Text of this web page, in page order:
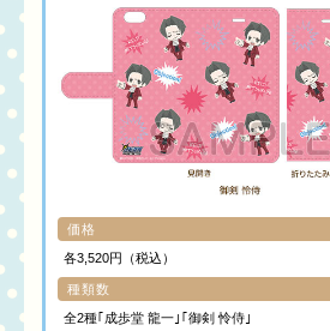
価格
各3,520円（税込）
種類数
全2種｢成歩堂 龍一｣｢御剣 怜侍｣